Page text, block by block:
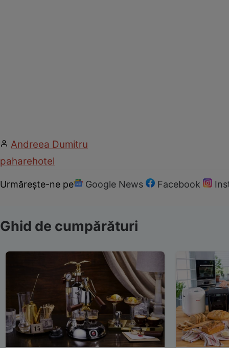
Andreea Dumitru
paharehotel
Urmărește-ne pe Google News Facebook
Ghid de cumpărături